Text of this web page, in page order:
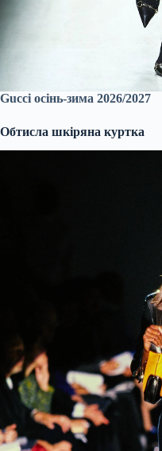
Gucci осінь-зима 2026/2027
Обтисла шкіряна куртка